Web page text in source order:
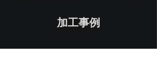
加工事例